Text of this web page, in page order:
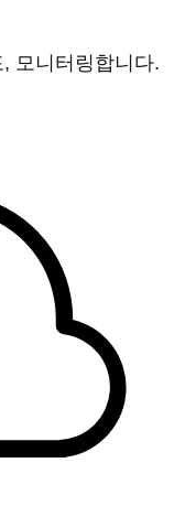
모니터링합니다.